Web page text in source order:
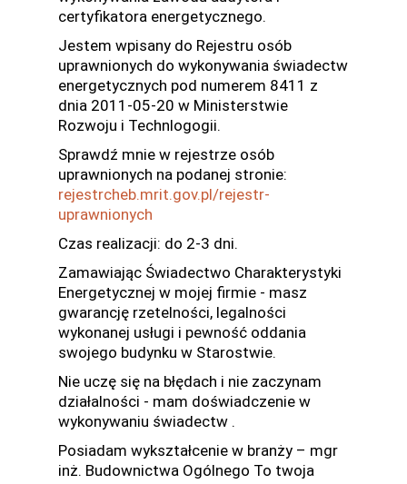
certyfikatora energetycznego.
Jestem wpisany do Rejestru osób
uprawnionych do wykonywania świadectw
energetycznych pod numerem 8411 z
dnia 2011-05-20 w Ministerstwie
Rozwoju i Technlogogii.
Sprawdź mnie w rejestrze osób
uprawnionych na podanej stronie:
rejestrcheb.mrit.gov.pl/rejestr-
uprawnionych
Czas realizacji: do 2-3 dni.
Zamawiając Świadectwo Charakterystyki
Energetycznej w mojej firmie - masz
gwarancję rzetelności, legalności
wykonanej usługi i pewność oddania
swojego budynku w Starostwie.
Nie uczę się na błędach i nie zaczynam
działalności - mam doświadczenie w
wykonywaniu świadectw .
Posiadam wykształcenie w branży – mgr
inż. Budownictwa Ogólnego To twoja